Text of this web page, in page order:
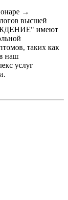
→
высшей
имеют
таких как
наш
услуг